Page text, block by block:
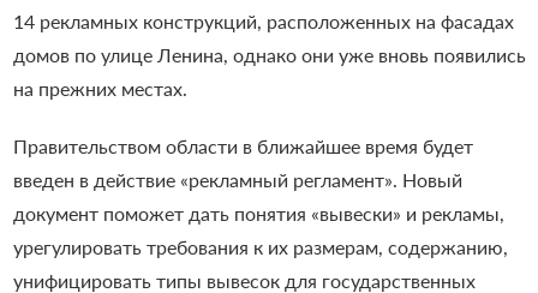
14 рекламных конструкций, расположенных на фасадах
домов по улице Ленина, однако они уже вновь появились
на прежних местах.
Правительством области в ближайшее время будет
введен в действие «рекламный регламент». Новый
документ поможет дать понятия «вывески» и рекламы,
урегулировать требования к их размерам, содержанию,
унифицировать типы вывесок для государственных